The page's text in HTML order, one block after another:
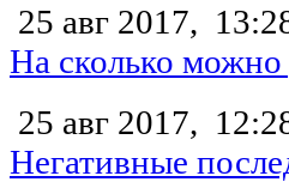
25 авг 2017,
На сколько можно
25 авг 2017,
Негативные